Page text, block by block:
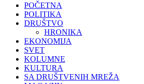
POČETNA
POLITIKA
DRUŠTVO
HRONIKA
EKONOMIJA
SVET
KOLUMNE
KULTURA
SA DRUŠTVENIH MREŽA